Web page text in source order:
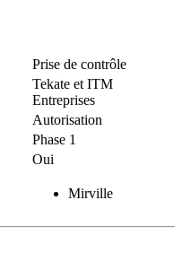
Prise de contrôle
Tekate et ITM
Entreprises
Autorisation
Phase 1
Oui
Mirville